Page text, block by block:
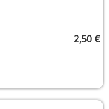
2,50 €